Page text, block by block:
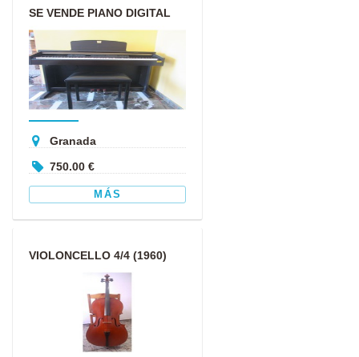
SE VENDE PIANO DIGITAL
CLAVINOVA
Granada
750.00 €
MÁS
VIOLONCELLO 4/4 (1960)
GAMA MEDIA ALTA